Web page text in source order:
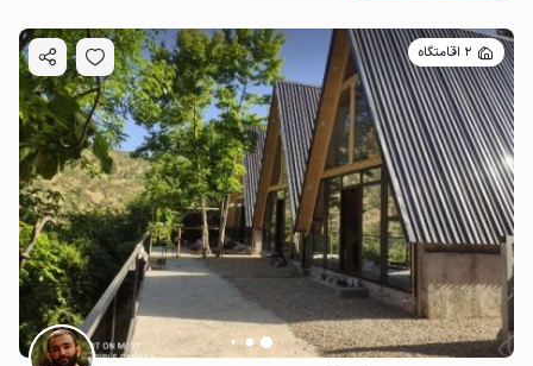
2 اقامتگاه